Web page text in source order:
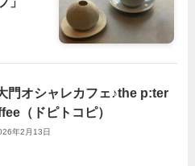
門オシャレカフェ♪the p:ter
（ドピトコピ）
年2月13日